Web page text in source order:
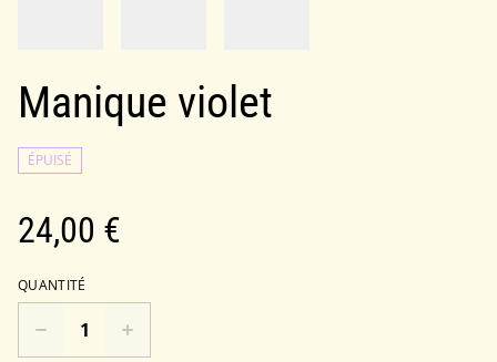
Manique violet
ÉPUISÉ
24,00 €
QUANTITÉ